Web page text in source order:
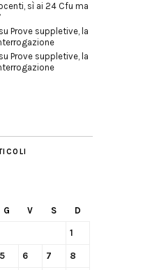
sì ai 24 Cfu ma
su Prove suppletive, la
su Prove suppletive, la
G V S D
1
5 6 7 8